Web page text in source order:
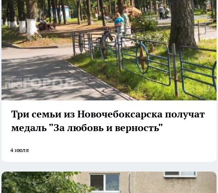
Три семьи из Новочебоксарска получат
медаль "За любовь и верность"
4 июля